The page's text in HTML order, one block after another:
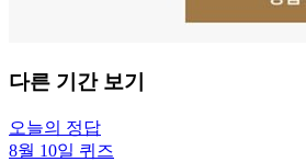
다른 기간 보기
오늘의 정답
8월 10일 퀴즈